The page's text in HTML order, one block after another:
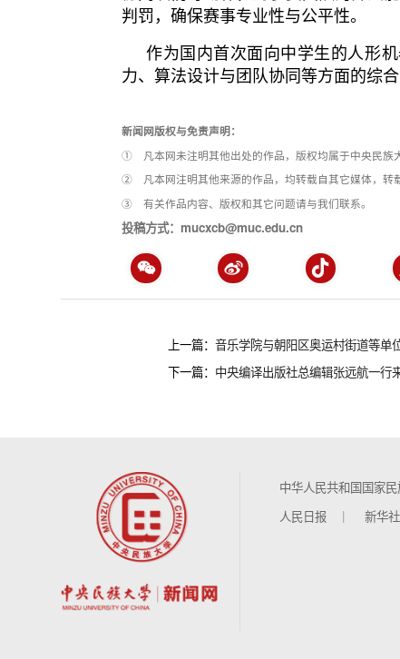
判罚，确保赛事专业性与公平性。
作为国内首次面向中学生的人形
力、算法设计与团队协同等方面的综合
新闻网版权与免责声明：
① 凡本网未注明其他出处的作品，版权均属于中央民族
② 凡本网注明其他来源的作品，均转载自其它媒体，转
③ 有关作品内容、版权和其它问题请与我们联系。
投稿方式：mucxcb@muc.edu.cn
上一篇： 音乐学院与朝阳区奥运村街道等单
下一篇： 中央编译出版社总编辑张远航一行
中华人民共和国国家
人民日报
新华社